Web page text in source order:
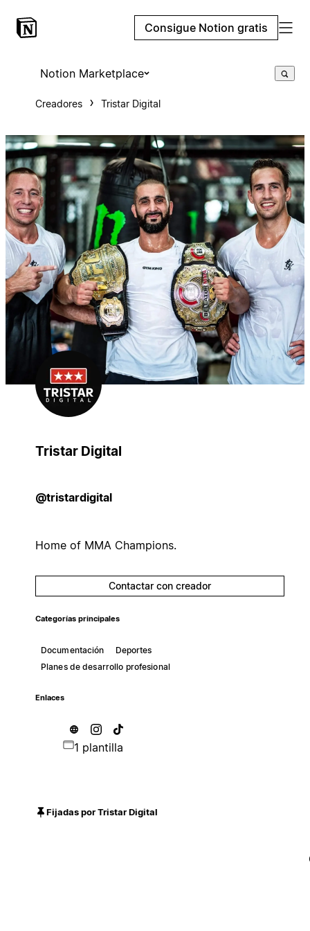
Consigue Notion gratis
Notion Marketplace
Creadores Tristar Digital
Tristar Digital
@tristardigital
Home of MMA Champions.
Contactar con creador
Categorías principales
Documentación
Deportes
Planes de desarrollo profesional
Enlaces
1 plantilla
Fijadas por Tristar Digital